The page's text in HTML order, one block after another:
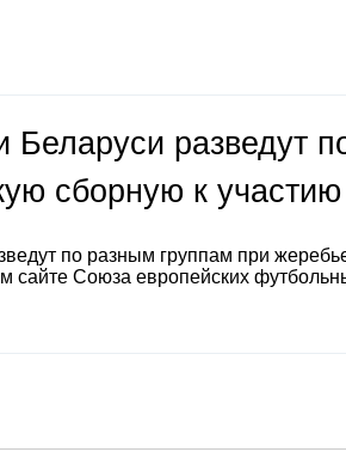
разведут
сборную к
по разным группам при
сайте Союза европейских